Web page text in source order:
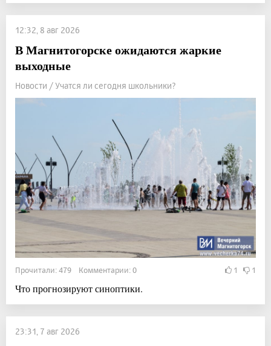
12:32, 8 авг 2026
В Магнитогорске ожидаются жаркие
выходные
Новости / Учатся ли сегодня школьники?
Прочитали: 479 Комментарии: 0 1 1
Что прогнозируют синоптики.
23:31, 7 авг 2026